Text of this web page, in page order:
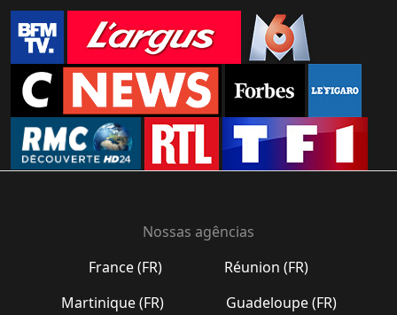
Nossas agências
France (FR)
Réunion (FR)
Martinique (FR)
Guadeloupe (FR)